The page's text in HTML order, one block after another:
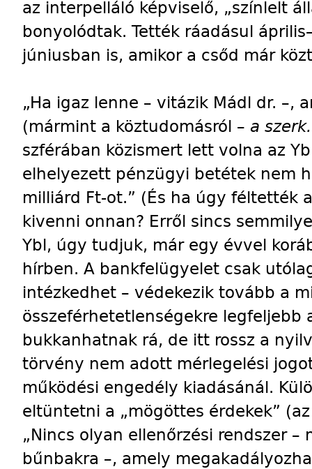
az interpelláló képviselő, „színlelt
bonyolódtak. Tették ráadásul
júniusban is, amikor a csőd már
„Ha igaz lenne – vitázik Mádl dr. –,
(mármint a köztudomásról – a szerk.
szférában közismert lett volna az
elhelyezett pénzügyi betétek nem
milliárd Ft-ot.” (És ha úgy féltették
kivenni onnan? Erről sincs
Ybl, úgy tudjuk, már egy évvel
hírben. A bankfelügyelet csak
intézkedhet – védekezik tovább a
összeférhetetlenségekre legfeljebb
bukkanhatnak rá, de itt rossz a
törvény nem adott mérlegelési
működési engedély kiadásánál.
eltüntetni a „mögöttes érdekek”
„Nincs olyan ellenőrzési rendszer –
bűnbakra –, amely